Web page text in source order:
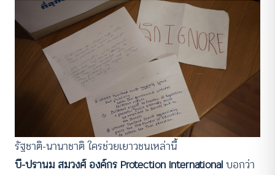
รัฐชาติ-นานาชาติ ใครช่วยเยาวชนเหล่านี้
บี-ปรานม สมวงศ์ องค์กร Protection Internationalบอกว่า